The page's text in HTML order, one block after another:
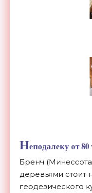
Неподалеку от
Бренч
деревьями
геодезического